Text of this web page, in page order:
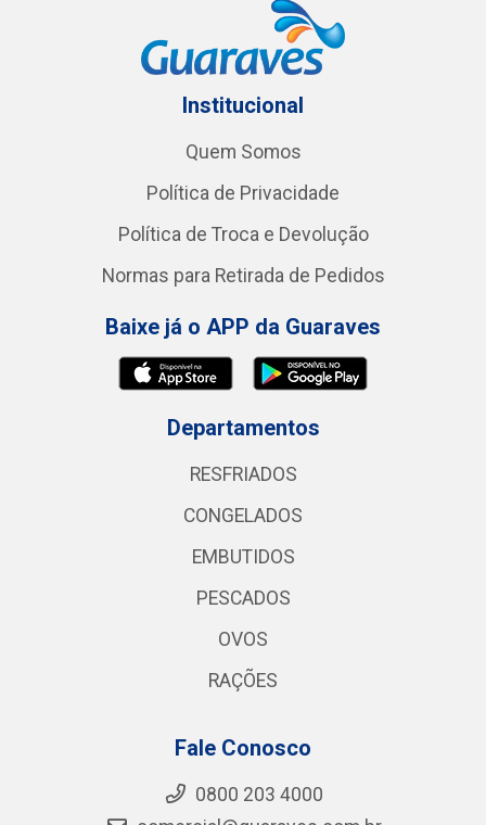
Institucional
Quem Somos
Política de Privacidade
Política de Troca e Devolução
Normas para Retirada de Pedidos
Baixe já o APP da Guaraves
Departamentos
RESFRIADOS
CONGELADOS
EMBUTIDOS
PESCADOS
OVOS
RAÇÕES
Fale Conosco
0800 203 4000